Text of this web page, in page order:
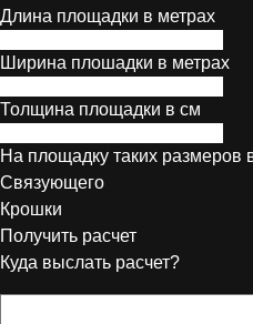
Длина площадки в метрах
Ширина плошадки в метрах
Толщина площадки в см
На площадку таких размеров
Связующего
Крошки
Получить расчет
Куда выслать расчет?